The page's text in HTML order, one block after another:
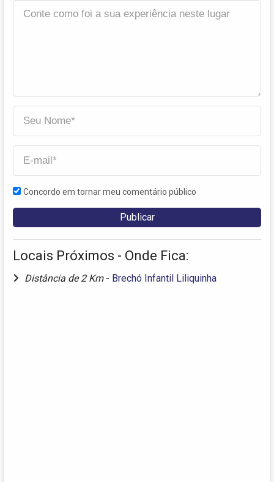
Concordo em tornar meu comentário público
Locais Próximos - Onde Fica:
Distância de 2 Km - Brechó Infantil Liliquinha